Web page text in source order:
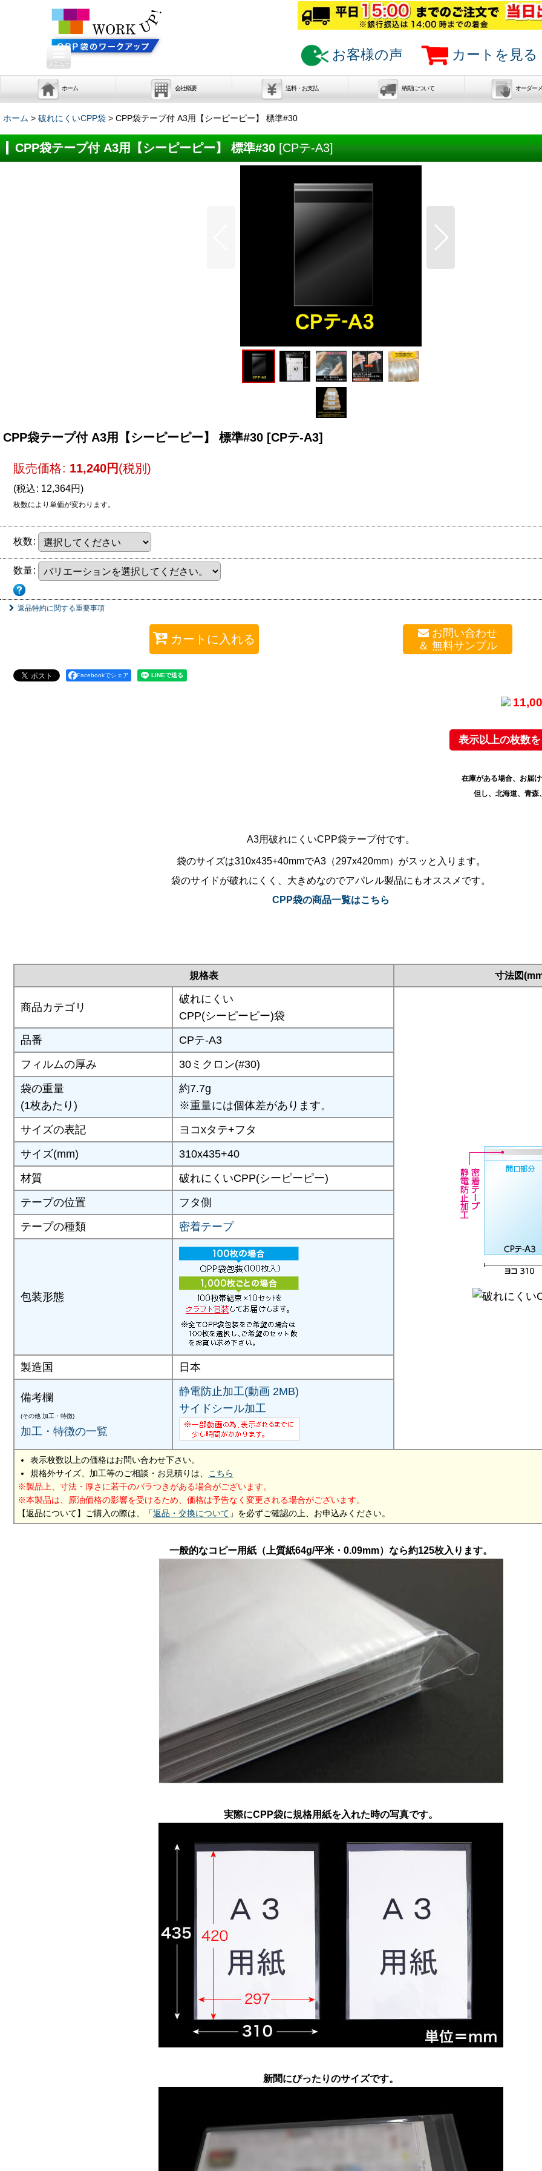
お客様の声 カートを見る
メニュー
ホーム 会社概要 送料・お支払 納期について オーダー
ホーム > 破れにくいCPP袋 > CPP袋テープ付 A3用【シーピーピー】 標準#30
CPP袋テープ付 A3用【シーピーピー】 標準#30 [CPテ-A3]
CPP袋テープ付 A3用【シーピーピー】 標準#30 [CPテ-A3]
販売価格: 11,240円(税別)
(税込: 12,364円)
枚数により単価が変わります。
枚数:
数量:
返品特約に関する重要事項
カートに入れる お問い合わせ
Facebookでシェア
表示以上の枚数
在庫がある場合、お届
但し、北海道、青
A3用破れにくいCPP袋テープ付です。
袋のサイズは310x435+40mmでA3（297x420mm）がスッと入ります。
袋のサイドが破れにくく、大きめなのでアパレル製品にもオススメです。
CPP袋の商品一覧はこちら
規格表 寸法図
商品カテゴリ
破れにくい
CPP(シーピーピー)袋
品番
CPテ-A3
フィルムの厚み
30ミクロン(#30)
袋の重量
(1枚あたり)
約7.7g
※重量には個体差があります。
サイズの表記
ヨコxタテ+フタ
サイズ(mm)
310x435+40
材質
破れにくいCPP(シーピーピー)
テープの位置
フタ側
テープの種類
密着テープ
包装形態
製造国 日本
備考欄
(その他 加工・特徴)
加工・特徴の一覧
静電防止加工(動画 2MB)
サイドシール加工
表示枚数以上の価格はお問い合わせ下さい。
規格外サイズ、加工等のご相談・お見積りは、
こちら
製品上、寸法・厚さに若干のバラつきがある場合がございます。
本製品は、原油価格の影響を受けるため、価格は予告なく変更される場合がございます。
【返品について】ご購入の際は、「返品・交換について 」を必ずご確認の上、お申込みください。
一般的なコピー用紙（上質紙64g/平米・0.09mm）なら約125枚入ります。
実際にCPP袋に規格用紙を入れた時の写真です。
新聞にぴったりのサイズです。